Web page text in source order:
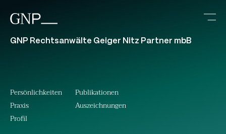
GNP Rechtsanwälte Geiger Nitz Partner mbB
Persönlichkeiten
Praxis
Profil
Publikationen
Auszeichnungen